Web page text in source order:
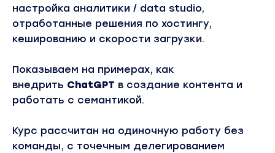
настройка аналитики / data studio,
отработанные решения по хостингу,
кешированию и скорости загрузки.
Показываем на примерах, как
внедрить ChatGPT в создание контента и
работать с семантикой.
Курс рассчитан на одиночную работу без
команды, с точечным делегированием